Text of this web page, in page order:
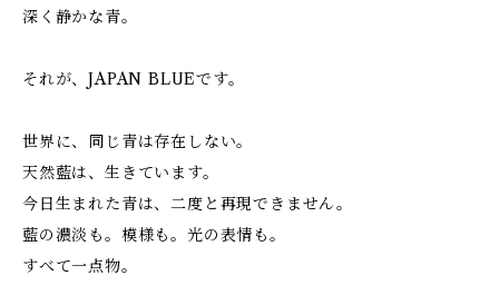
深く静かな青。
それが、JAPAN BLUEです。
世界に、同じ青は存在しない。
天然藍は、生きています。
今日生まれた青は、二度と再現できません。
藍の濃淡も。模様も。光の表情も。
すべて一点物。